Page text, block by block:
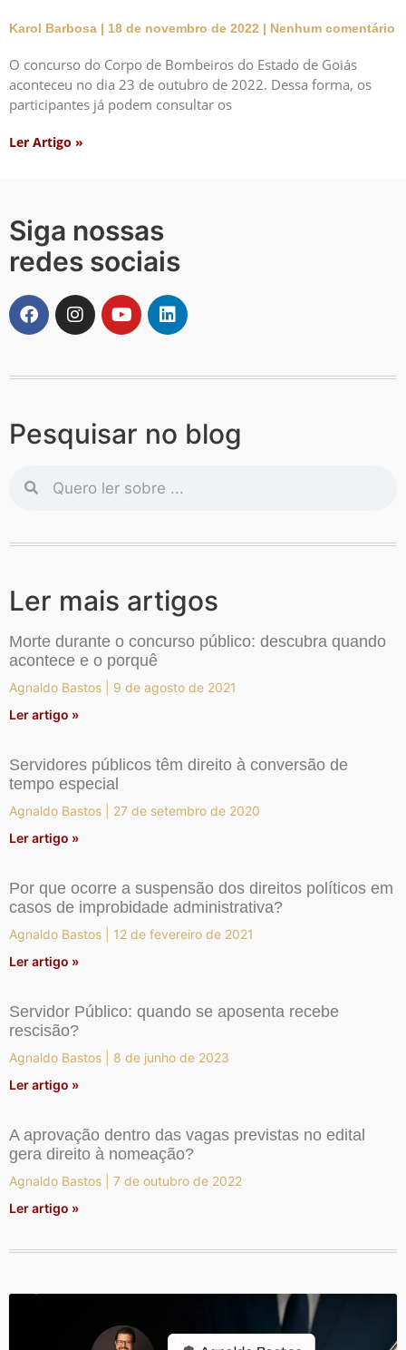
Karol Barbosa 18 de novembro de 2022 Nenhum comentário
O concurso do Corpo de Bombeiros do Estado de Goiás
aconteceu no dia 23 de outubro de 2022. Dessa forma, os
participantes já podem consultar os
Ler Artigo »
Siga nossas
redes sociais
Pesquisar no blog
Ler mais artigos
Morte durante o concurso público: descubra quando
acontece e o porquê
Agnaldo Bastos
9 de agosto de 2021
Ler artigo »
Servidores públicos têm direito à conversão de
tempo especial
Agnaldo Bastos
27 de setembro de 2020
Ler artigo »
Por que ocorre a suspensão dos direitos políticos em
casos de improbidade administrativa?
Agnaldo Bastos
12 de fevereiro de 2021
Ler artigo »
Servidor Público: quando se aposenta recebe
rescisão?
Agnaldo Bastos
8 de junho de 2023
Ler artigo »
A aprovação dentro das vagas previstas no edital
gera direito à nomeação?
Agnaldo Bastos
7 de outubro de 2022
Ler artigo »